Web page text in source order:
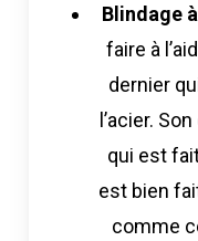
Blindage
faire à
dernier
l’acier.
qui est
est bien
comme